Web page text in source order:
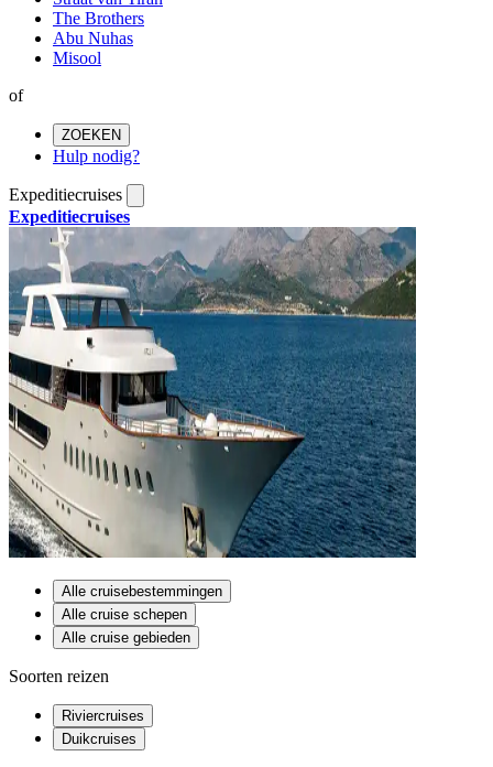
The Brothers
Abu Nuhas
Misool
of
ZOEKEN
Hulp nodig?
Expeditiecruises
Expeditiecruises
Alle cruisebestemmingen
Alle cruise schepen
Alle cruise gebieden
Soorten reizen
Riviercruises
Duikcruises